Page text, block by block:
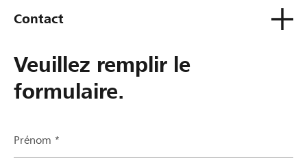
Contact
Veuillez remplir le
formulaire.
Prénom *